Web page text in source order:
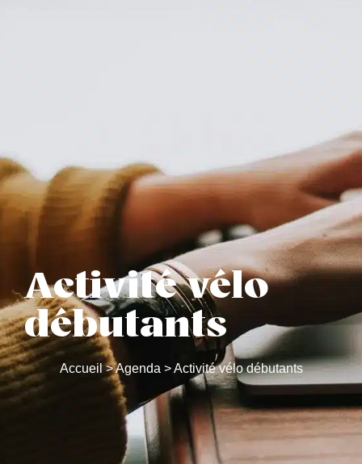
Activité vélo
débutants
Accueil>Agenda >Activité vélo débutants